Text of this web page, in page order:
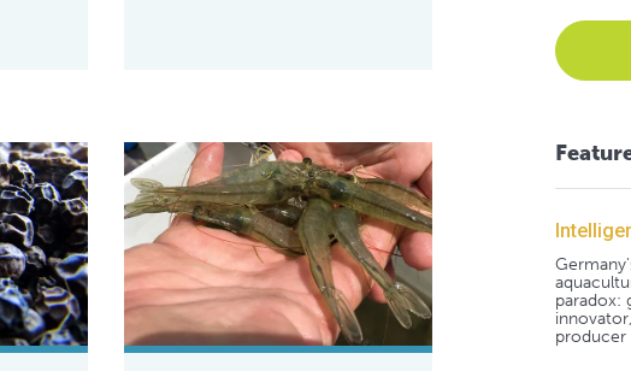
y salud de postlarvas de camarón blanco del Pacífico
on production and health of Pacific white shrimp
Efecto de los nucleótidos sobre la inmunorregulación y la
paradox:
producer